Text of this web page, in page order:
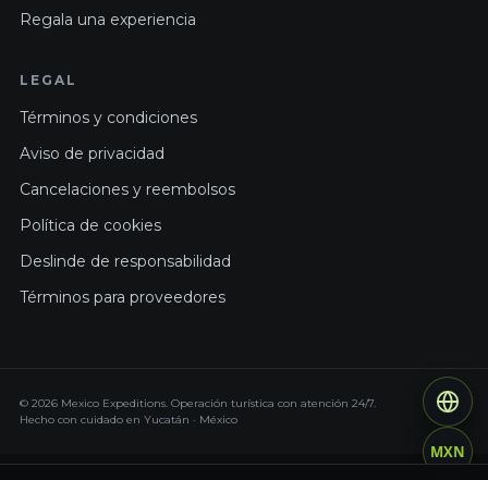
Regala una experiencia
LEGAL
Términos y condiciones
Aviso de privacidad
Cancelaciones y reembolsos
Política de cookies
Deslinde de responsabilidad
Términos para proveedores
© 2026 Mexico Expeditions. Operación turística con atención 24/7.
Hecho con cuidado en Yucatán · México
MXN